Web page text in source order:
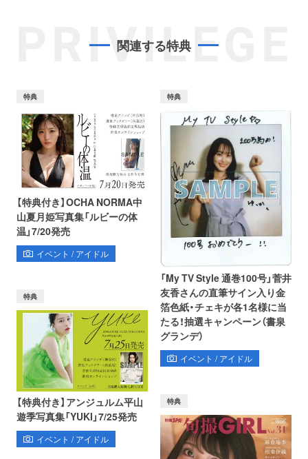
PRIVILEGE
関連する特典
特典
【特典付き】OCHA NORMA中
山夏月姫写真集「ルビーの体
温」7/20発売
イベント / アイドル
特典
「My TV Style 通巻100号」菅井
友香さんの直筆サイン入り金
箔色紙・チェキが各1名様に当
たる！抽選キャンペーン（書泉
グランデ）
イベント / アイドル
特典
【特典付き】アンジュルム平山
遊季写真集「YUKI」7/25発売
イベント / アイドル
特典